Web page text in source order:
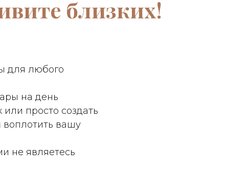
близких!
для любого
на день
просто создать
вашу
не являетесь